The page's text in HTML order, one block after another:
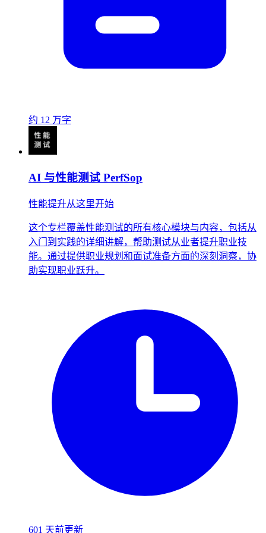
约 12 万字
AI 与性能测试 PerfSop
性能提升从这里开始
这个专栏覆盖性能测试的所有核心模块与内容，包括从
入门到实践的详细讲解，帮助测试从业者提升职业技
能。通过提供职业规划和面试准备方面的深刻洞察，协
助实现职业跃升。
601 天前更新